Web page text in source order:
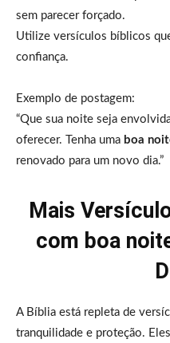
sem parecer forçado.
Utilize versículos bíblicos
confiança.
Exemplo de postagem:
“Que sua noite seja
oferecer. Tenha uma boa
renovado para um novo dia.”
Mais
com boa
A Bíblia está repleta de
tranquilidade e proteção.